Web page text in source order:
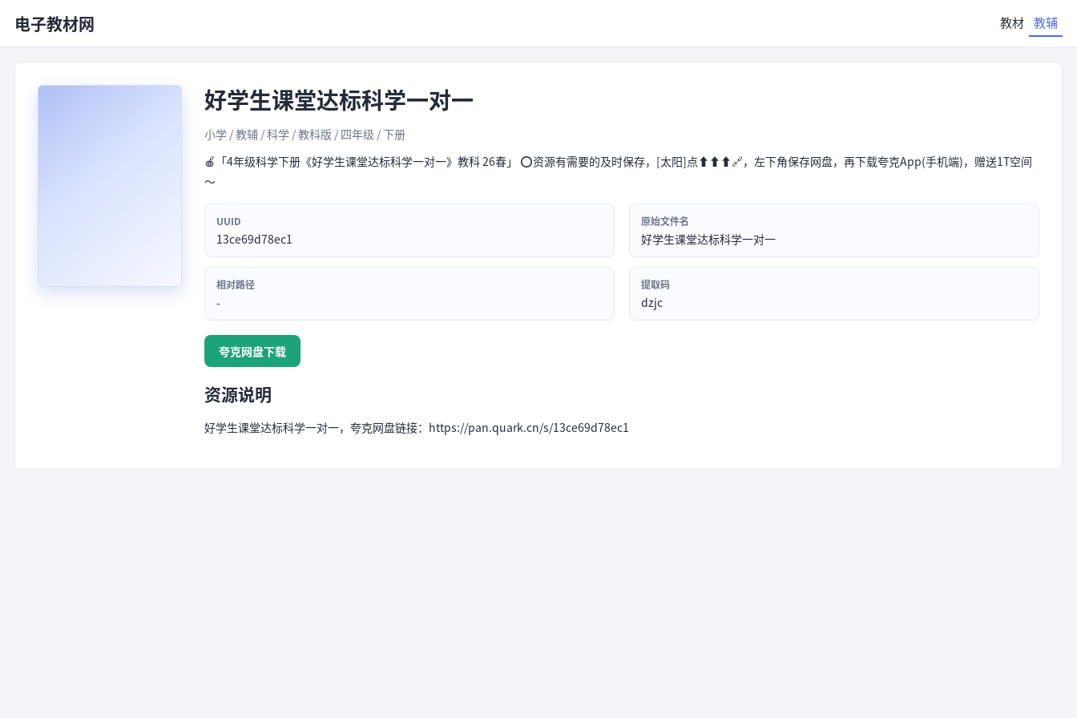
电子教材网 教材 教辅
好学生课堂达标科学一对一
小学 / 教辅 / 科学 / 教科版 / 四年级 / 下册
🍎「4年级科学下册《好学生课堂达标科学一对一》教科 26春」 ⭕资源有需要的及时保存，[太阳]点⬆⬆⬆🔗，左下角保存网盘，再下载夸克App(手机端)，赠送1T空间
～
UUID
13ce69d78ec1
原始文件名
好学生课堂达标科学一对一
相对路径
-
提取码
dzjc
夸克网盘下载
资源说明
好学生课堂达标科学一对一，夸克网盘链接：https://pan.quark.cn/s/13ce69d78ec1